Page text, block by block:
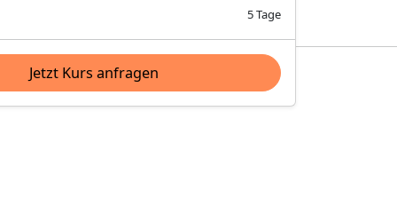
5 Tage
Jetzt Kurs anfragen